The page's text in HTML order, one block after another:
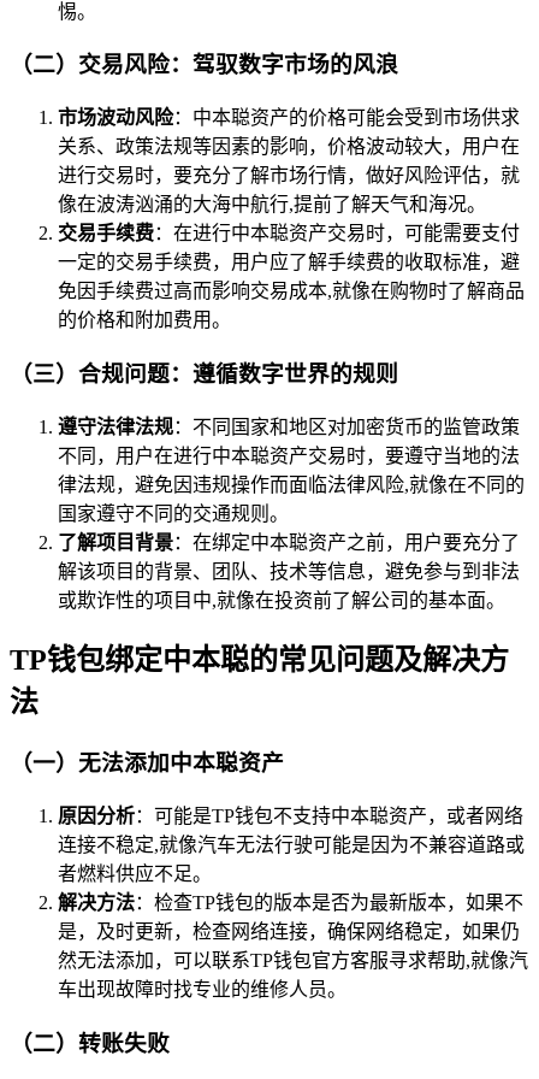
惕。
（二）交易风险：驾驭数字市场的风浪
市场波动风险：中本聪资产的价格可能会受到市场供求
关系、政策法规等因素的影响，价格波动较大，用户在
进行交易时，要充分了解市场行情，做好风险评估，就
像在波涛汹涌的大海中航行,提前了解天气和海况。
交易手续费：在进行中本聪资产交易时，可能需要支付
一定的交易手续费，用户应了解手续费的收取标准，避
免因手续费过高而影响交易成本,就像在购物时了解商品
的价格和附加费用。
（三）合规问题：遵循数字世界的规则
遵守法律法规：不同国家和地区对加密货币的监管政策
不同，用户在进行中本聪资产交易时，要遵守当地的法
律法规，避免因违规操作而面临法律风险,就像在不同的
国家遵守不同的交通规则。
了解项目背景：在绑定中本聪资产之前，用户要充分了
解该项目的背景、团队、技术等信息，避免参与到非法
或欺诈性的项目中,就像在投资前了解公司的基本面。
TP钱包绑定中本聪的常见问题及解决方
法
（一）无法添加中本聪资产
原因分析：可能是TP钱包不支持中本聪资产，或者网络
连接不稳定,就像汽车无法行驶可能是因为不兼容道路或
者燃料供应不足。
解决方法：检查TP钱包的版本是否为最新版本，如果不
是，及时更新，检查网络连接，确保网络稳定，如果仍
然无法添加，可以联系TP钱包官方客服寻求帮助,就像汽
车出现故障时找专业的维修人员。
（二）转账失败